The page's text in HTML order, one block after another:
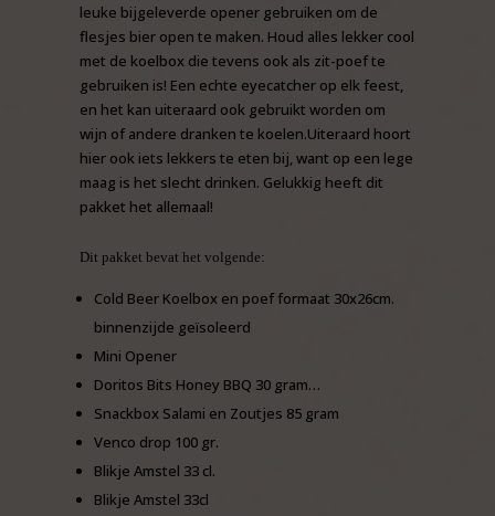
leuke bijgeleverde opener gebruiken om de
flesjes bier open te maken. Houd alles lekker cool
met de koelbox die tevens ook als zit-poef te
gebruiken is! Een echte eyecatcher op elk feest,
en het kan uiteraard ook gebruikt worden om
wijn of andere dranken te koelen.Uiteraard hoort
hier ook iets lekkers te eten bij, want op een lege
maag is het slecht drinken. Gelukkig heeft dit
pakket het allemaal!
Dit pakket bevat het volgende:
Cold Beer Koelbox en poef formaat 30x26cm.
binnenzijde geïsoleerd
Mini Opener
Doritos Bits Honey BBQ 30 gram…
Snackbox Salami en Zoutjes 85 gram
Venco drop 100 gr.
Blikje Amstel 33 cl.
Blikje Amstel 33cl